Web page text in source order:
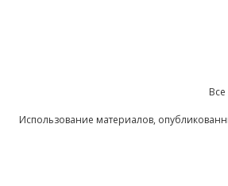
Использование материалов,